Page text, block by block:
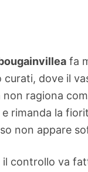
fa
curati, dove il
non ragiona
e rimanda la
non appare
il controllo va